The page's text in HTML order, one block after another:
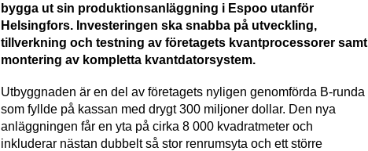
bygga ut sin produktionsanläggning i Espoo utanför
Helsingfors. Investeringen ska snabba på utveckling,
tillverkning och testning av företagets kvantprocessorer samt
montering av kompletta kvantdatorsystem.
Utbyggnaden är en del av företagets nyligen genomförda B-runda
som fyllde på kassan med drygt 300 miljoner dollar. Den nya
anläggningen får en yta på cirka 8 000 kvadratmeter och
inkluderar nästan dubbelt så stor renrumsyta och ett större